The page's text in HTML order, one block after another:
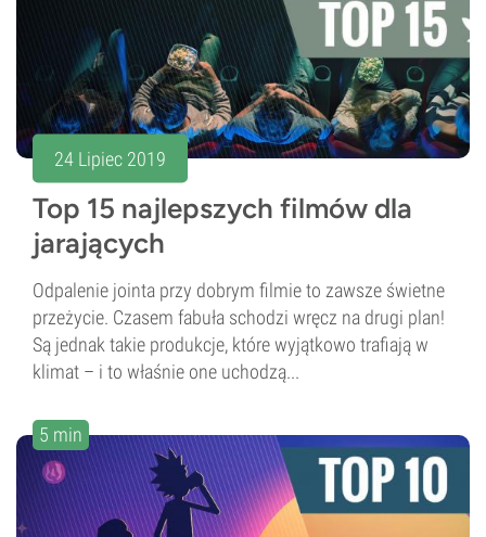
24 Lipiec 2019
Top 15 najlepszych filmów dla
jarających
Odpalenie jointa przy dobrym filmie to zawsze świetne
przeżycie. Czasem fabuła schodzi wręcz na drugi plan!
Są jednak takie produkcje, które wyjątkowo trafiają w
klimat – i to właśnie one uchodzą...
5 min